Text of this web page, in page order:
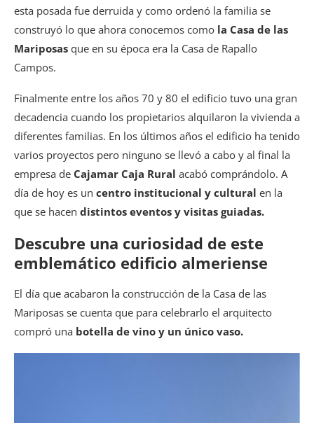
esta posada fue derruida y como ordenó la familia se
construyó lo que ahora conocemos como la Casa de las
Mariposas que en su época era la Casa de Rapallo
Campos.
Finalmente entre los años 70 y 80 el edificio tuvo una gran
decadencia cuando los propietarios alquilaron la vivienda a
diferentes familias. En los últimos años el edificio ha tenido
varios proyectos pero ninguno se llevó a cabo y al final la
empresa de Cajamar Caja Rural acabó comprándolo. A
día de hoy es un centro institucional y cultural en la
que se hacen distintos eventos y visitas guiadas.
Descubre una curiosidad de este
emblemático edificio almeriense
El día que acabaron la construcción de la Casa de las
Mariposas se cuenta que para celebrarlo el arquitecto
compró una botella de vino y un único vaso.